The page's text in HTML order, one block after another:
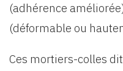
(adhérence
(déformable ou
Ces mortiers-colles